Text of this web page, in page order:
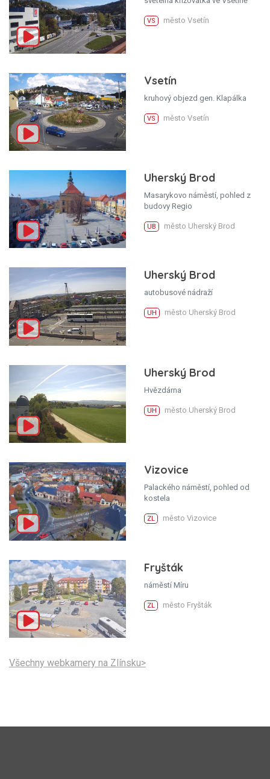
VS město Vsetín
Vsetín
kruhový objezd gen. Klapálka
VS město Vsetín
Uherský Brod
Masarykovo náměstí, pohled z
budovy Regio
UB město Uherský Brod
Uherský Brod
autobusové nádraží
UH město Uherský Brod
Uherský Brod
Hvězdárna
UH město Uherský Brod
Vizovice
Palackého náměstí, pohled od
kostela
ZL město Vizovice
Fryšták
náměstí Míru
ZL město Fryšták
Všechny webkamery na Zlínsku>